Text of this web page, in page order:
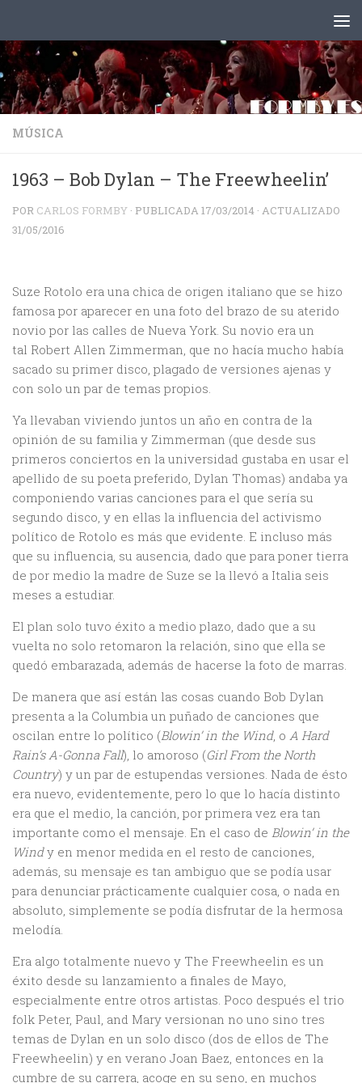
MÚSICA
1963 – Bob Dylan – The Freewheelin’
POR CARLOS FORMBY · PUBLICADA 17/03/2014 · ACTUALIZADO
31/05/2016
Suze Rotolo era una chica de origen italiano que se hizo
famosa por aparecer en una foto del brazo de su aterido
novio por las calles de Nueva York. Su novio era un
tal Robert Allen Zimmerman, que no hacía mucho había
sacado su primer disco, plagado de versiones ajenas y
con solo un par de temas propios.
Ya llevaban viviendo juntos un año en contra de la
opinión de su familia y Zimmerman (que desde sus
primeros conciertos en la universidad gustaba en usar el
apellido de su poeta preferido, Dylan Thomas) andaba ya
componiendo varias canciones para el que sería su
segundo disco, y en ellas la influencia del activismo
político de Rotolo es más que evidente. E incluso más
que su influencia, su ausencia, dado que para poner tierra
de por medio la madre de Suze se la llevó a Italia seis
meses a estudiar.
El plan solo tuvo éxito a medio plazo, dado que a su
vuelta no solo retomaron la relación, sino que ella se
quedó embarazada, además de hacerse la foto de marras.
De manera que así están las cosas cuando Bob Dylan
presenta a la Columbia un puñado de canciones que
oscilan entre lo político (Blowin’ in the Wind, o A Hard
Rain’s A-Gonna Fall), lo amoroso (Girl From the North
Country) y un par de estupendas versiones. Nada de ésto
era nuevo, evidentemente, pero lo que lo hacía distinto
era que el medio, la canción, por primera vez era tan
importante como el mensaje. En el caso de Blowin’ in the
Windy en menor medida en el resto de canciones,
además, su mensaje es tan ambiguo que se podía usar
para denunciar prácticamente cualquier cosa, o nada en
absoluto, simplemente se podía disfrutar de la hermosa
melodía.
Era algo totalmente nuevo y The Freewheelin es un
éxito desde su lanzamiento a finales de Mayo,
especialmente entre otros artistas. Poco después el trio
folk Peter, Paul, and Mary versionan no uno sino tres
temas de Dylan en un solo disco (dos de ellos de The
Freewheelin) y en verano Joan Baez, entonces en la
cumbre de su carrera, acoge en su seno, en muchos